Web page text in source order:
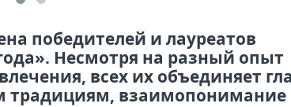
победителей и лауреатов
Несмотря на разный опыт
всех их объединяет
традициям, взаимопонимание